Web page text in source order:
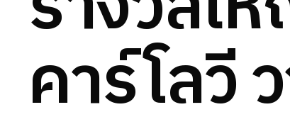
คาร์โลวี